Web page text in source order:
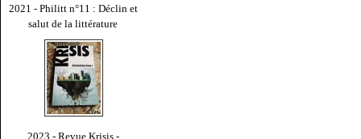
2021 - Philitt n°11 : Déclin et
salut de la littérature
2023 - Revue Krisis -